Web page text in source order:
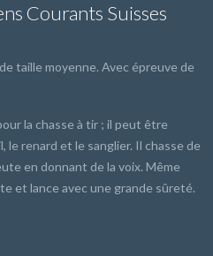
Courants Suisses
taille moyenne. Avec épreuve de
la chasse à tir ; il peut être
le renard et le sanglier. Il chasse de
en donnant de la voix. Même
et lance avec une grande sûreté.